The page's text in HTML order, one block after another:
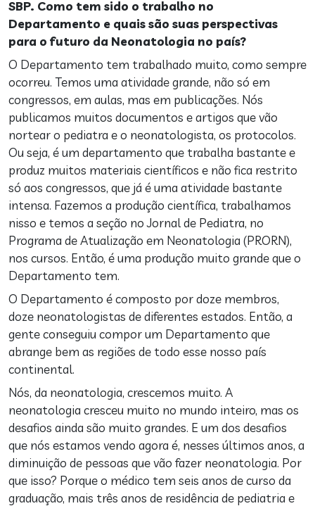
SBP. Como tem sido o trabalho no
Departamento e quais são suas perspectivas
para o futuro da Neonatologia no país?
O Departamento tem trabalhado muito, como sempre
ocorreu. Temos uma atividade grande, não só em
congressos, em aulas, mas em publicações. Nós
publicamos muitos documentos e artigos que vão
nortear o pediatra e o neonatologista, os protocolos.
Ou seja, é um departamento que trabalha bastante e
produz muitos materiais científicos e não fica restrito
só aos congressos, que já é uma atividade bastante
intensa. Fazemos a produção científica, trabalhamos
nisso e temos a seção no Jornal de Pediatra, no
Programa de Atualização em Neonatologia (PRORN),
nos cursos. Então, é uma produção muito grande que o
Departamento tem.
O Departamento é composto por doze membros,
doze neonatologistas de diferentes estados. Então, a
gente conseguiu compor um Departamento que
abrange bem as regiões de todo esse nosso país
continental.
Nós, da neonatologia, crescemos muito. A
neonatologia cresceu muito no mundo inteiro, mas os
desafios ainda são muito grandes. E um dos desafios
que nós estamos vendo agora é, nesses últimos anos, a
diminuição de pessoas que vão fazer neonatologia. Por
que isso? Porque o médico tem seis anos de curso da
graduação, mais três anos de residência de pediatria e